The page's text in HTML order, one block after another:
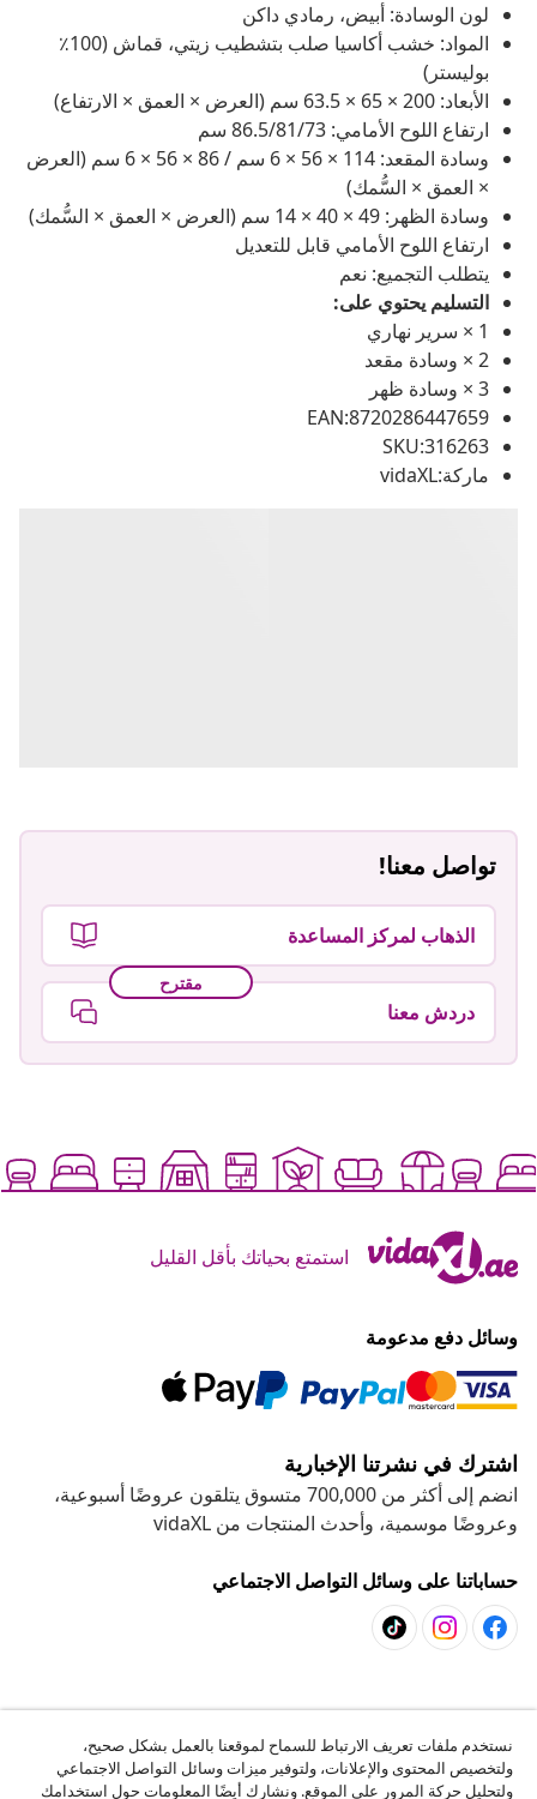
لون الوسادة: أبيض، رمادي داكن
المواد: خشب أكاسيا صلب بتشطيب زيتي، قماش (100٪
بوليستر)
الأبعاد: 200 × 65 × 63.5 سم (العرض × العمق × الارتفاع)
ارتفاع اللوح الأمامي: 86.5/81/73 سم
وسادة المقعد: 114 × 56 × 6 سم / 86 × 56 × 6 سم (العرض
× العمق × السُّمك)
وسادة الظهر: 49 × 40 × 14 سم (العرض × العمق × السُّمك)
ارتفاع اللوح الأمامي قابل للتعديل
يتطلب التجميع: نعم
التسليم يحتوي على:
1 × سرير نهاري
2 × وسادة مقعد
3 × وسادة ظهر
EAN:8720286447659
SKU:316263
ماركة:vidaXL
تواصل معنا!
الذهاب لمركز المساعدة
مقترح
دردش معنا
استمتع بحياتك بأقل القليل
وسائل دفع مدعومة
اشترك في نشرتنا الإخبارية
انضم إلى أكثر من 700,000 متسوق يتلقون عروضًا أسبوعية،
وعروضًا موسمية، وأحدث المنتجات من vidaXL
حساباتنا على وسائل التواصل الاجتماعي
المشاريع
نستخدم ملفات تعريف الارتباط للسماح لموقعنا بالعمل بشكل صحيح،
ولتخصيص المحتوى والإعلانات، ولتوفير ميزات وسائل التواصل الاجتماعي
ولتحليل حركة المرور على الموقع. ونشارك أيضًا المعلومات حول استخدامك